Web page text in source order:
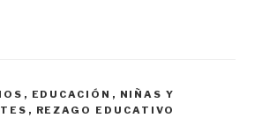
, EDUCACIÓN , NIÑAS Y
, REZAGO EDUCATIVO